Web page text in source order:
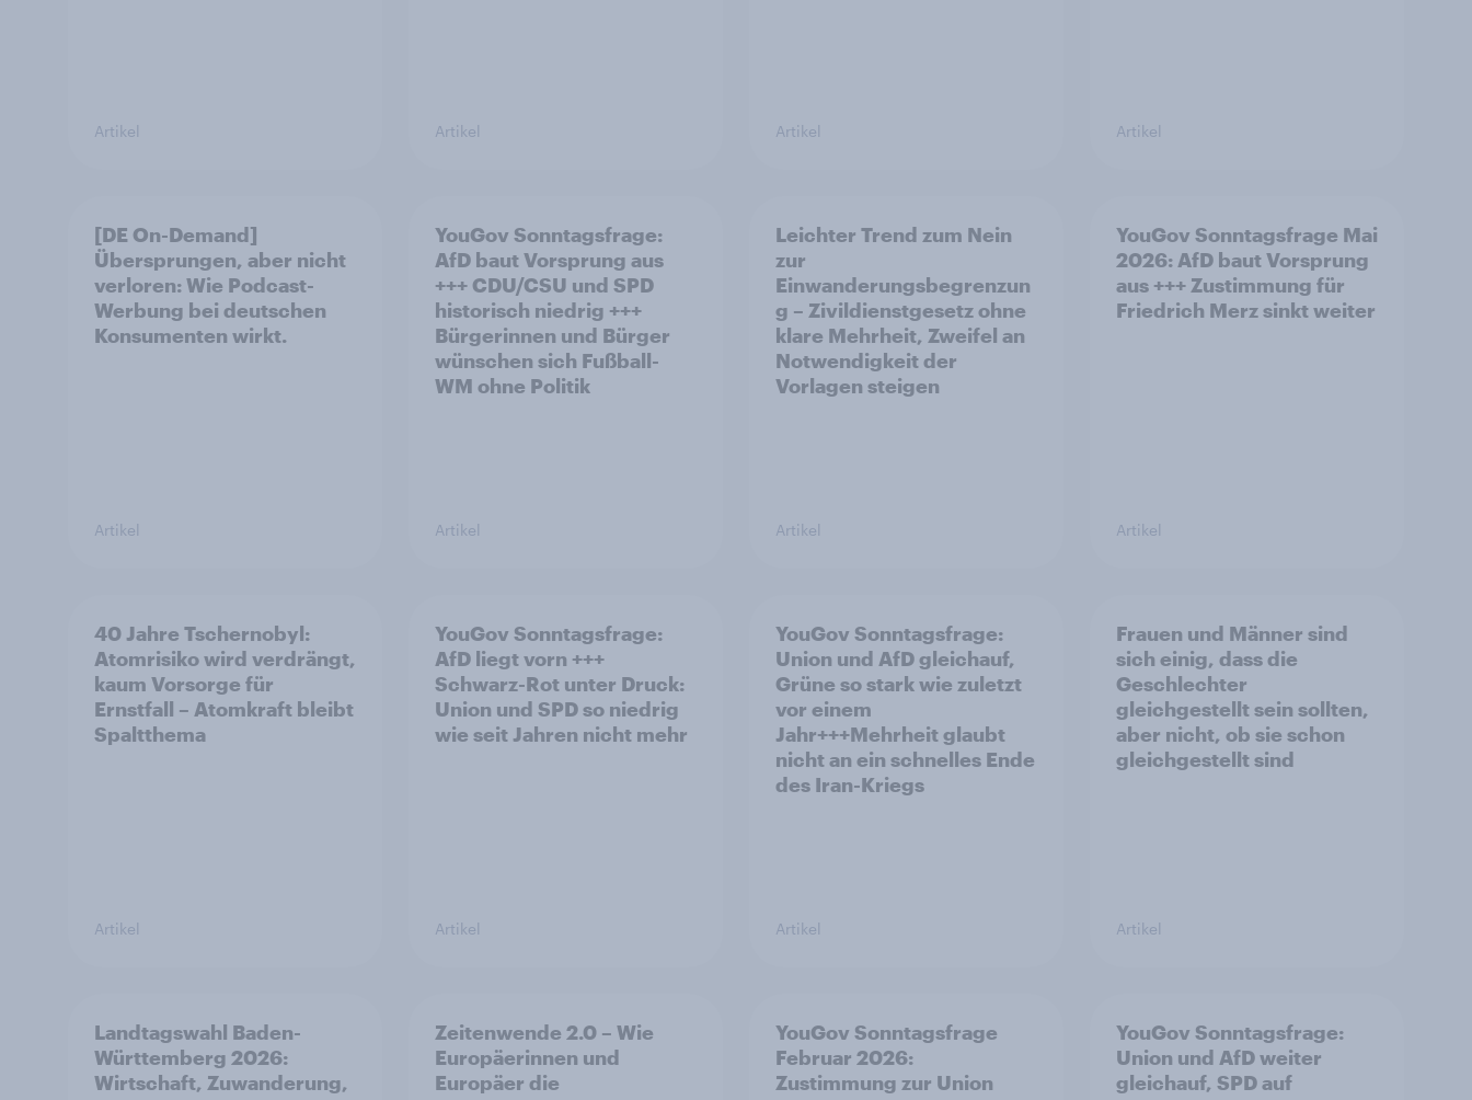
Artikel Artikel Artikel Artikel
[DE On-Demand]
Übersprungen, aber nicht
verloren: Wie Podcast-
Werbung bei deutschen
Konsumenten wirkt.
Artikel
YouGov Sonntagsfrage:
AfD baut Vorsprung aus
+++ CDU/CSU und SPD
historisch niedrig +++
Bürgerinnen und Bürger
wünschen sich Fußball-
WM ohne Politik
Artikel
Leichter Trend zum Nein
zur
Einwanderungsbegrenzun
g – Zivildienstgesetz ohne
klare Mehrheit, Zweifel an
Notwendigkeit der
Vorlagen steigen
Artikel
YouGov Sonntagsfrage Mai
2026: AfD baut Vorsprung
aus +++ Zustimmung für
Friedrich Merz sinkt weiter
Artikel
40 Jahre Tschernobyl:
Atomrisiko wird verdrängt,
kaum Vorsorge für
Ernstfall – Atomkraft bleibt
Spaltthema
Artikel
YouGov Sonntagsfrage:
AfD liegt vorn +++
Schwarz-Rot unter Druck:
Union und SPD so niedrig
wie seit Jahren nicht mehr
Artikel
YouGov Sonntagsfrage:
Union und AfD gleichauf,
Grüne so stark wie zuletzt
vor einem
Jahr+++Mehrheit glaubt
nicht an ein schnelles Ende
des Iran-Kriegs
Artikel
Frauen und Männer sind
sich einig, dass die
Geschlechter
gleichgestellt sein sollten,
aber nicht, ob sie schon
gleichgestellt sind
Artikel
Landtagswahl Baden-
Württemberg 2026:
Wirtschaft, Zuwanderung,
Zeitenwende 2.0 – Wie
Europäerinnen und
Europäer die
YouGov Sonntagsfrage
Februar 2026:
Zustimmung zur Union
YouGov Sonntagsfrage:
Union und AfD weiter
gleichauf, SPD auf